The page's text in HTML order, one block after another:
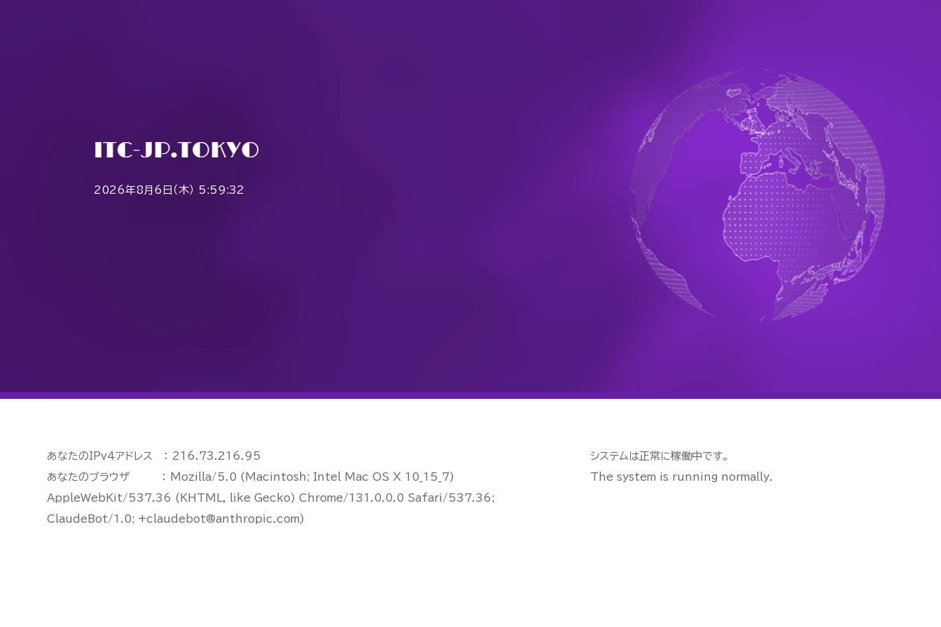
2026年8月6日（木） 5:59:32
システムは正常に稼働中です。
The system is running normally.
あなたのIPv4アドレス ： 216.73.216.95
あなたのブラウザ ： Mozilla/5.0 (Macintosh; Intel Mac OS X 10_15_7)
AppleWebKit/537.36 (KHTML, like Gecko) Chrome/131.0.0.0 Safari/537.36;
ClaudeBot/1.0; +claudebot@anthropic.com)